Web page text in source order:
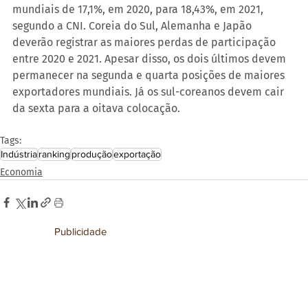
mundiais de 17,1%, em 2020, para 18,43%, em 2021,
segundo a CNI. Coreia do Sul, Alemanha e Japão
deverão registrar as maiores perdas de participação
entre 2020 e 2021. Apesar disso, os dois últimos devem
permanecer na segunda e quarta posições de maiores
exportadores mundiais. Já os sul-coreanos devem cair
da sexta para a oitava colocação.
Tags:
Indústriaranking produçãoexportação
Economia
Publicidade